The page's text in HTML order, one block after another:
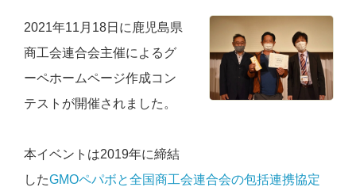
2021年11月18日に鹿児島県
商工会連合会主催によるグ
ーペホームページ作成コン
テストが開催されました。
本イベントは2019年に締結
したGMOペパボと全国商工会連合会の包括連携協定